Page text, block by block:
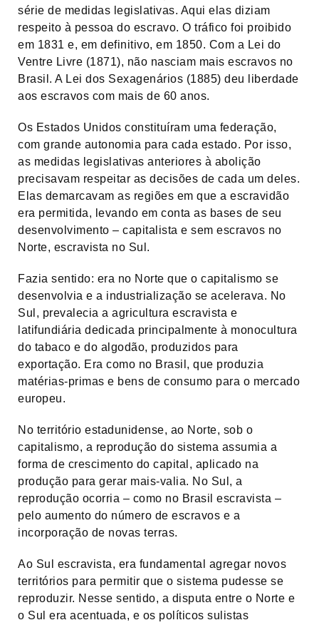
série de medidas legislativas. Aqui elas diziam
respeito à pessoa do escravo. O tráfico foi proibido
em 1831 e, em definitivo, em 1850. Com a Lei do
Ventre Livre (1871), não nasciam mais escravos no
Brasil. A Lei dos Sexagenários (1885) deu liberdade
aos escravos com mais de 60 anos.
Os Estados Unidos constituíram uma federação,
com grande autonomia para cada estado. Por isso,
as medidas legislativas anteriores à abolição
precisavam respeitar as decisões de cada um deles.
Elas demarcavam as regiões em que a escravidão
era permitida, levando em conta as bases de seu
desenvolvimento – capitalista e sem escravos no
Norte, escravista no Sul.
Fazia sentido: era no Norte que o capitalismo se
desenvolvia e a industrialização se acelerava. No
Sul, prevalecia a agricultura escravista e
latifundiária dedicada principalmente à monocultura
do tabaco e do algodão, produzidos para
exportação. Era como no Brasil, que produzia
matérias-primas e bens de consumo para o mercado
europeu.
No território estadunidense, ao Norte, sob o
capitalismo, a reprodução do sistema assumia a
forma de crescimento do capital, aplicado na
produção para gerar mais-valia. No Sul, a
reprodução ocorria – como no Brasil escravista –
pelo aumento do número de escravos e a
incorporação de novas terras.
Ao Sul escravista, era fundamental agregar novos
territórios para permitir que o sistema pudesse se
reproduzir. Nesse sentido, a disputa entre o Norte e
o Sul era acentuada, e os políticos sulistas